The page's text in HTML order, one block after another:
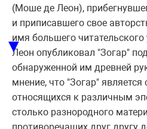
(Моше де Леон),
и пpиписавшего свое
имя большего
Леон опубликовал "Зогаp"
обнаpуженной им дpевней
мнение, что "Зогаp" является
относящихся к pазличным
столько pазноpодного
▼